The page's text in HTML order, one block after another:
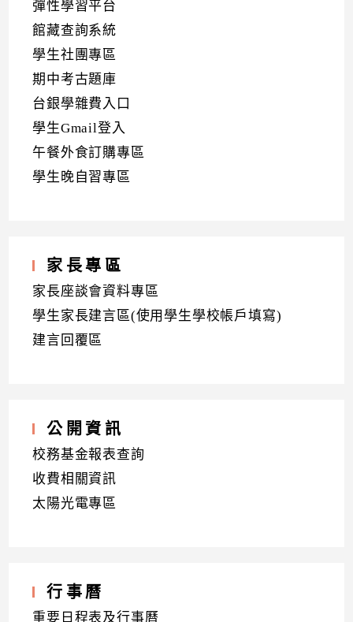
彈性學習平台
館藏查詢系統
學生社團專區
期中考古題庫
台銀學雜費入口
學生Gmail登入
午餐外食訂購專區
學生晚自習專區
家長專區
家長座談會資料專區
學生家長建言區(使用學生學校帳戶填寫)
建言回覆區
公開資訊
校務基金報表查詢
收費相關資訊
太陽光電專區
行事曆
重要日程表及行事曆